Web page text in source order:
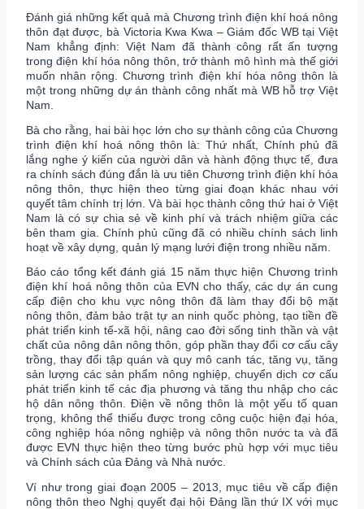
Đánh giá những kết quả mà Chương trình điện khí hoá nông
thôn đạt được, bà Victoria Kwa Kwa – Giám đốc WB tại Việt
Nam khẳng định: Việt Nam đã thành công rất ấn tượng
trong điện khí hóa nông thôn, trở thành mô hình mà thế giới
muốn nhân rộng. Chương trình điện khí hóa nông thôn là
một trong những dự án thành công nhất mà WB hỗ trợ Việt
Nam.
Bà cho rằng, hai bài học lớn cho sự thành công của Chương
trình điện khí hoá nông thôn là: Thứ nhất, Chính phủ đã
lắng nghe ý kiến của người dân và hành động thực tế, đưa
ra chính sách đúng đắn là ưu tiên Chương trình điện khí hóa
nông thôn, thực hiện theo từng giai đoạn khác nhau với
quyết tâm chính trị lớn. Và bài học thành công thứ hai ở Việt
Nam là có sự chia sẻ về kinh phí và trách nhiệm giữa các
bên tham gia. Chính phủ cũng đã có nhiều chính sách linh
hoạt về xây dựng, quản lý mạng lưới điện trong nhiều năm.
Báo cáo tổng kết đánh giá 15 năm thực hiện Chương trình
điện khí hoá nông thôn của EVN cho thấy, các dự án cung
cấp điện cho khu vực nông thôn đã làm thay đổi bộ mặt
nông thôn, đảm bảo trật tự an ninh quốc phòng, tạo tiền đề
phát triển kinh tế-xã hội, nâng cao đời sống tinh thần và vật
chất của nông dân nông thôn, góp phần thay đổi cơ cấu cây
trồng, thay đổi tập quán và quy mô canh tác, tăng vụ, tăng
sản lượng các sản phẩm nông nghiệp, chuyển dịch cơ cấu
phát triển kinh tế các địa phương và tăng thu nhập cho các
hộ dân nông thôn. Điện về nông thôn là một yếu tố quan
trọng, không thể thiếu được trong công cuộc hiện đại hóa,
công nghiệp hóa nông nghiệp và nông thôn nước ta và đã
được EVN thực hiện theo từng bước phù hợp với mục tiêu
và Chính sách của Đảng và Nhà nước.
Ví như trong giai đoạn 2005 – 2013, mục tiêu về cấp điện
nông thôn theo Nghị quyết đại hội Đảng lần thứ IX với mục